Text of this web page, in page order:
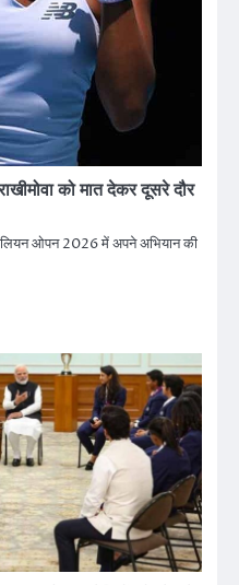
को मात देकर दूसरे दौर
ओपन 2026 में अपने अभियान की